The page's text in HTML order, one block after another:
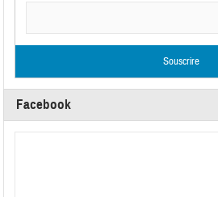
Facebook